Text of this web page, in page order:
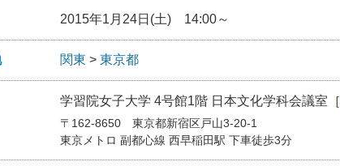
2015年1月24日(土) 14:00～
関東 > 東京都
学習院女子大学 4号館1階 日本文化学科会議室［
〒162-8650 東京都新宿区戸山3-20-1
東京メトロ 副都心線 西早稲田駅 下車徒歩3分